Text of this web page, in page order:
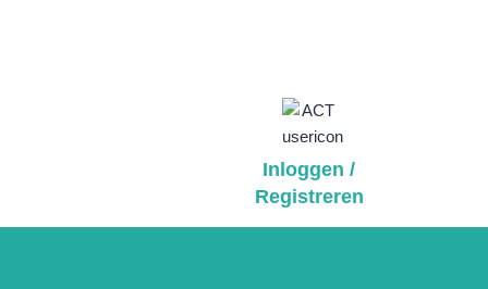
Inloggen /
Registreren